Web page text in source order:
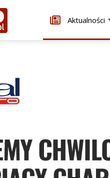
Infonowadeba.pl Aktualności